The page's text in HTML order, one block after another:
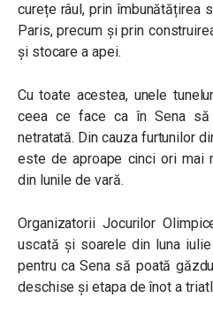
curețe râul, prin îmbunătățirea
Paris, precum și prin
și stocare a apei.
Cu toate acestea, unele
ceea ce face ca în Sena să
netratată. Din cauza furtunilor
este de aproape cinci ori mai
din lunile de vară.
Organizatorii Jocurilor
uscată și soarele din luna
pentru ca Sena să poată
deschise și etapa de înot a